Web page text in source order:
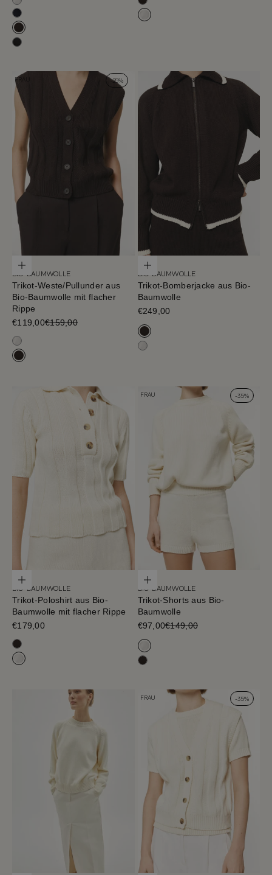
Milchweiß
Tiefblau
Cafe Noir
Schwarz
Cafe Noir
Milchweiß
FRAU -25%
Optionen auswählen
BIO-BAUMWOLLE
Trikot-Weste/Pullunder aus
Bio-Baumwolle mit flacher
Rippe
Verkaufspreis
€119,00€159,00
Milchweiß
Cafe Noir
Optionen auswählen
BIO-BAUMWOLLE
Trikot-Bomberjacke aus Bio-
Baumwolle
Verkaufspreis
€249,00
Cafe Noir
Milchweiß
Optionen auswählen
BIO-BAUMWOLLE
Trikot-Poloshirt aus Bio-
Baumwolle mit flacher Rippe
Verkaufspreis
€179,00
Cafe Noir
Milchweiß
FRAU -35%
Optionen auswählen
BIO-BAUMWOLLE
Trikot-Shorts aus Bio-
Baumwolle
Verkaufspreis
€97,00€149,00
Milchweiß
Cafe Noir
FRAU -35%